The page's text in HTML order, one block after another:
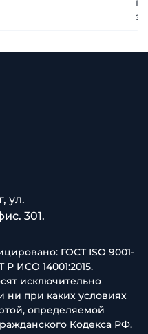
ул.
301.
ГОСТ ISO 9001-
Р ИСО 14001:2015.
исключительно
при каких условиях
определяемой
Кодекса РФ.